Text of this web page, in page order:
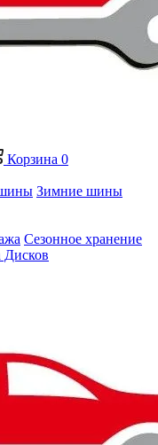
Корзина 0
Зимние шины
Сезонное хранение
Дисков